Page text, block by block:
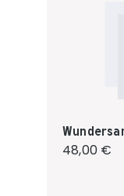
48,00 €